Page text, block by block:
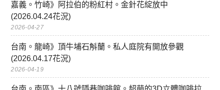
嘉義。竹崎》阿拉伯的粉紅村。金針花綻放中
(2026.04.24花況)
2026-04-27
台南。龍崎》頂牛埔石斛蘭。私人庭院有開放參觀
(2026.04.17花況)
2026-04-19